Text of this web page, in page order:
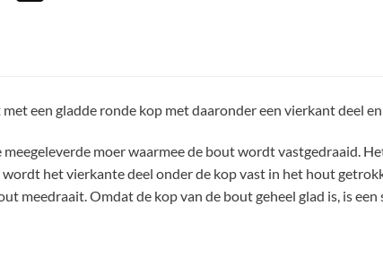
een gladde ronde kop met daaronder een vierkant deel
meegeleverde moer waarmee de bout wordt vastgedraaid.
het vierkante deel onder de kop vast in het hout
meedraait. Omdat de kop van de bout geheel glad is, is